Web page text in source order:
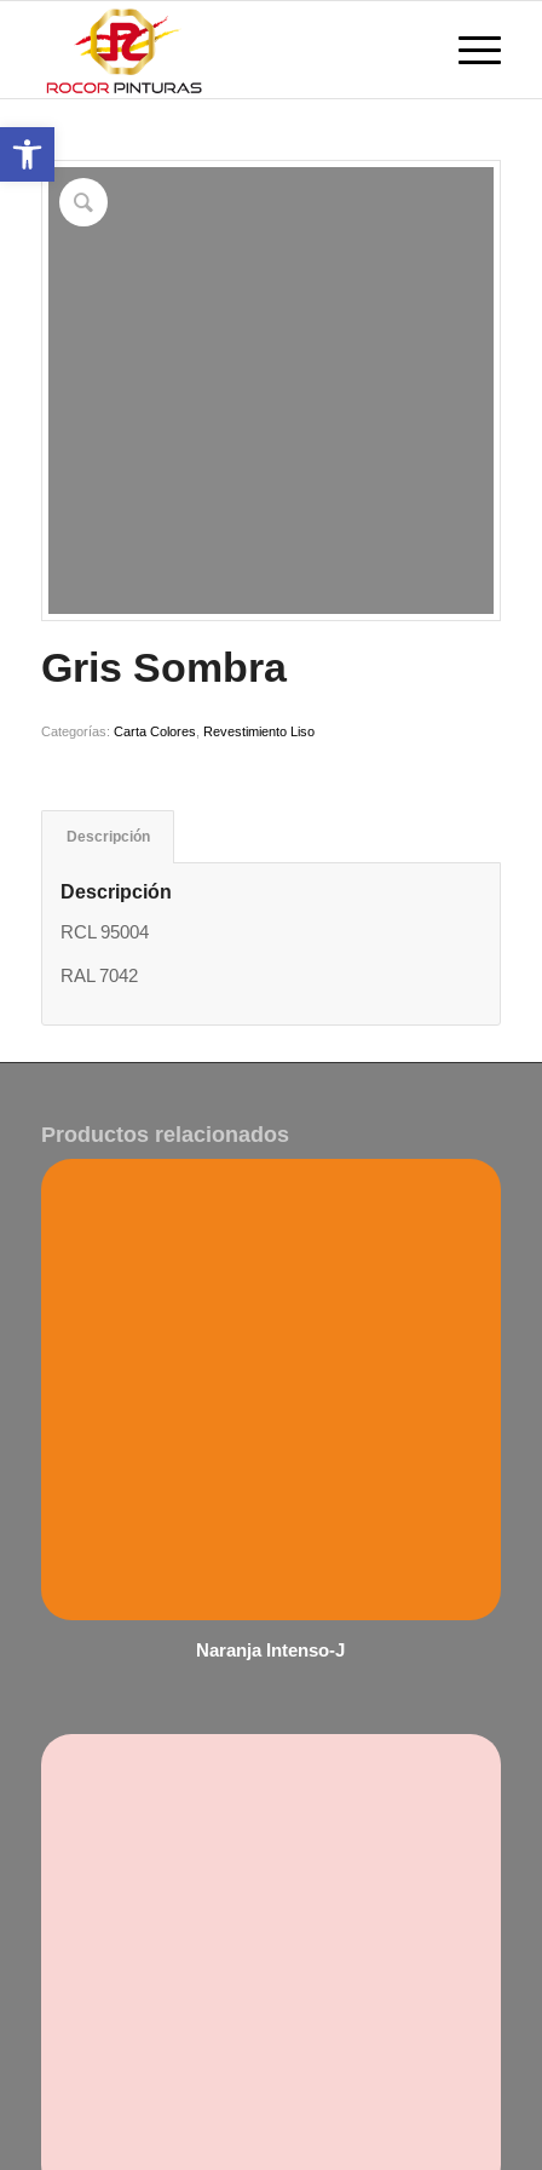
Abrir barra de herramientas
Gris Sombra
Categorías: Carta Colores Revestimiento Liso
Descripción
Descripción
RCL 95004
RAL 7042
Productos relacionados
Naranja Intenso-J